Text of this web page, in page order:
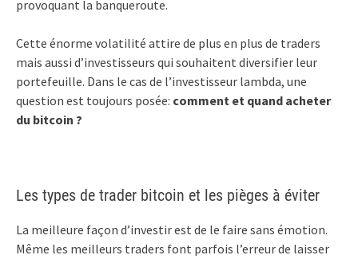
provoquant la banqueroute.
Cette énorme volatilité attire de plus en plus de traders
mais aussi d’investisseurs qui souhaitent diversifier leur
portefeuille. Dans le cas de l’investisseur lambda, une
question est toujours posée: comment et quand acheter
du bitcoin ?
Les types de trader bitcoin et les pièges à éviter
La meilleure façon d’investir est de le faire sans émotion.
Même les meilleurs traders font parfois l’erreur de laisser